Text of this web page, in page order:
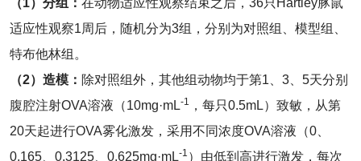
（1）分组： 在动物适应性观察结束之后，36只Hartley豚鼠
适应性观察1周后，随机分为3组，分别为对照组、模型组、
特布他林组。
（2）造模： 除对照组外，其他组动物均于第1、3、5天分别
腹腔注射OVA溶液（10mg·mL-1 ，每只0.5mL）致敏，从第
20天起进行OVA雾化激发，采用不同浓度OVA溶液（0、
0.165、0.3125、0.625mg·mL-1 ）由低到高进行激发，每次